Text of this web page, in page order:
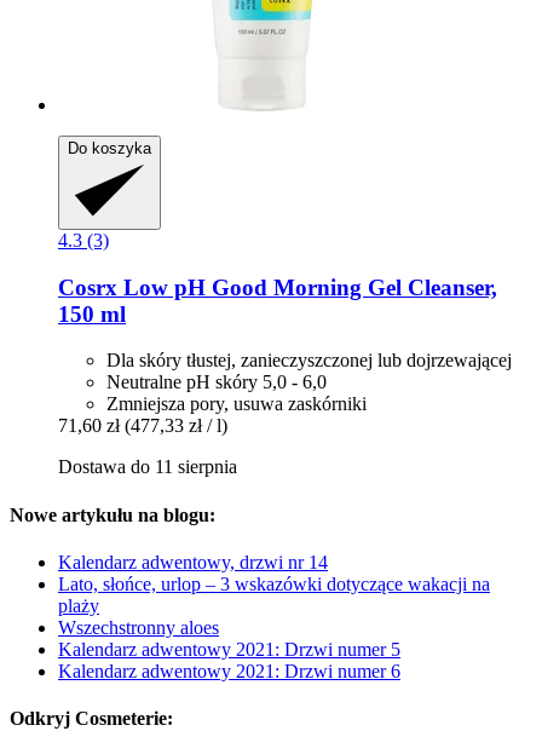
Do koszyka
4.3 (3)
Cosrx Low pH Good Morning Gel Cleanser,
150 ml
Dla skóry tłustej, zanieczyszczonej lub dojrzewającej
Neutralne pH skóry 5,0 - 6,0
Zmniejsza pory, usuwa zaskórniki
71,60 zł (477,33 zł / l)
Dostawa do 11 sierpnia
Nowe artykułu na blogu:
Kalendarz adwentowy, drzwi nr 14
Lato, słońce, urlop – 3 wskazówki dotyczące wakacji na
plaży
Wszechstronny aloes
Kalendarz adwentowy 2021: Drzwi numer 5
Kalendarz adwentowy 2021: Drzwi numer 6
Odkryj Cosmeterie: